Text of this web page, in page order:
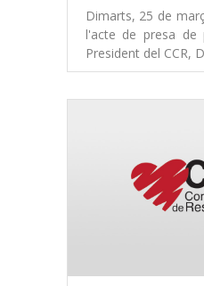
Dimarts, 25 de
l'acte de presa de
President del CCR,